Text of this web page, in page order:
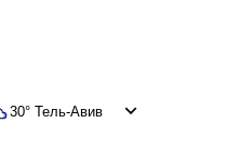
30° Тель-Авив